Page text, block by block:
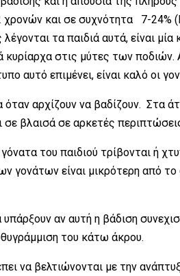
χρονών και σε συχνότητα 7-
τα παιδιά αυτά, είναι
κυρίαρχα στις μύτες των
αυτό επιμένει, είναι καλό οι
αρχίζουν να βαδίζουν. Στα
σε βλαισά σε αρκετές
του παιδιού τρίβονται ή
γονάτων είναι μικρότερη από
αν αυτή η βάδιση
του κάτω άκρου.
να βελτιώνονται με την